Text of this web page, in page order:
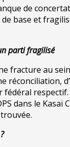
de
base et
parti fragilisé
fracture au
réconciliation,
respectif.
dans le Kasaï